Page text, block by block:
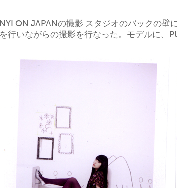
NYLON JAPANの撮影 スタジオのバック
を行いながらの撮影を行なった。モデルに、